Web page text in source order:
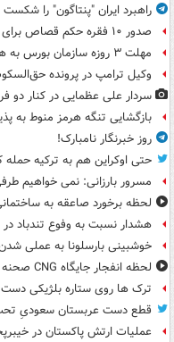
راهبرد ایران "پنتاگون" را
صدور ۱۰ فقره حکم قصاص برای «کلثوم اکبری»
مهلت ۳ روزه سازمان بورس به هلدینگ خلیج فارس
وکیل ترامپ در پرونده
سردار علی عظمایی در کنار دو
بازگشایی تنگه هرمز منوط به
روز خبرنگار نامبارک!
حتی اوکراین هم به ترکیه حمله
مسرور بارزانی: نمی خواهیم
لحظه برخورد صاعقه به
هشدار نسبت به وفوع تندباد در
خوشبینی بارسلونا به عملی
لحظه انفجار جایگاه CNG صحنه در دوربین مداربسته
ترک ها روی ستاره بلژیکی دست
قطع دست عربستان سعودیِ
عملیات ارتش پاکستان در خیبرپختونخوا؛ ۸